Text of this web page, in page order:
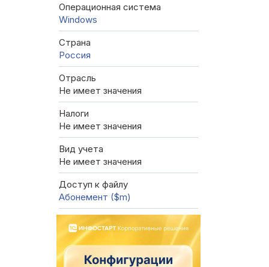
Операционная система
Windows
Страна
Россия
Отрасль
Не имеет значения
Налоги
Не имеет значения
Вид учета
Не имеет значения
Доступ к файлу
Абонемент ($m)